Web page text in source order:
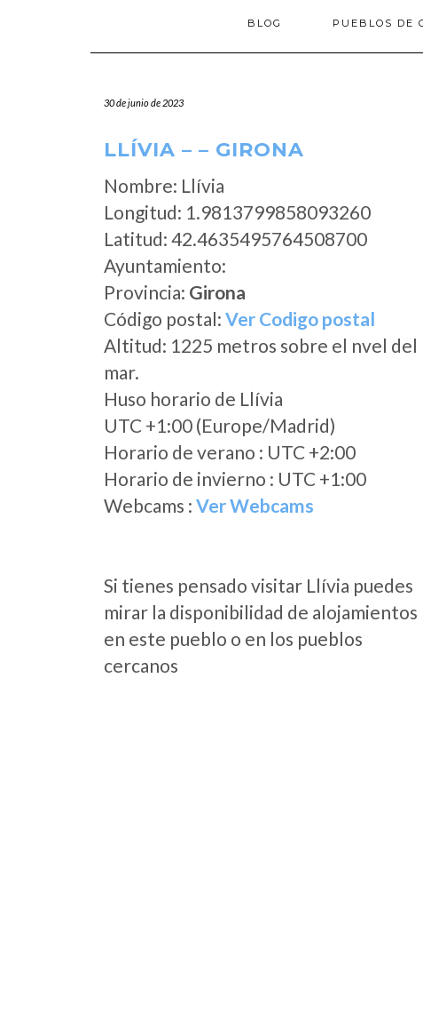
BLOG PUEBLOS DE
30 de junio de 2023
LLÍVIA – – GIRONA
Nombre: Llívia
Longitud: 1.9813799858093260
Latitud: 42.4635495764508700
Ayuntamiento:
Provincia: Girona
Código postal: Ver Codigo postal
Altitud: 1225 metros sobre el nvel del
mar.
Huso horario de Llívia
UTC +1:00 (Europe/Madrid)
Horario de verano : UTC +2:00
Horario de invierno : UTC +1:00
Webcams : Ver Webcams
Si tienes pensado visitar Llívia puedes
mirar la disponibilidad de alojamientos
en este pueblo o en los pueblos
cercanos